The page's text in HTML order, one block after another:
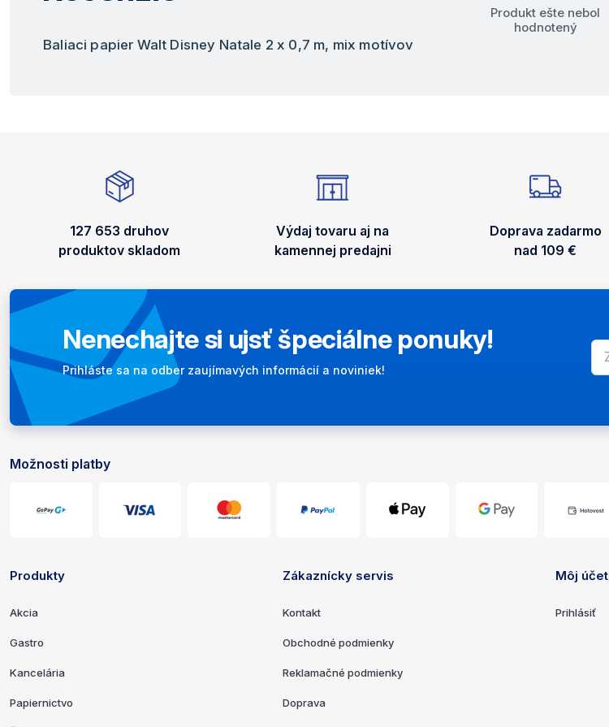
Baliaci papier Walt Disney Natale 2 x 0,7 m, mix motívov
Produkt ešte nebol
hodnotený
127 653 druhov
produktov skladom
Výdaj tovaru aj na
kamennej predajni
Doprava zadarmo
nad 109 €
Newsletter
Nenechajte si ujsť špeciálne ponuky!
Prihláste sa na odber zaujímavých informácií a noviniek!
Platobné a doručovacie možnosti
Možnosti platby
Odkazy a kontaktné informácie
Produkty
Akcia
Gastro
Kancelária
Papiernictvo
Zákaznícky servis
Kontakt
Obchodné podmienky
Reklamačné podmienky
Doprava
Môj účet
Prihlásiť